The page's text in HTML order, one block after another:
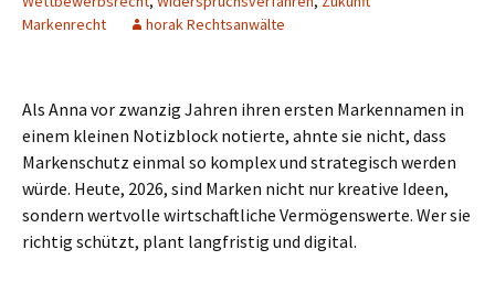
Markenrecht
horak Rechtsanwälte
Als Anna vor zwanzig Jahren ihren ersten Markennamen in
einem kleinen Notizblock notierte, ahnte sie nicht, dass
Markenschutz einmal so komplex und strategisch werden
würde. Heute, 2026, sind Marken nicht nur kreative Ideen,
sondern wertvolle wirtschaftliche Vermögenswerte. Wer sie
richtig schützt, plant langfristig und digital.